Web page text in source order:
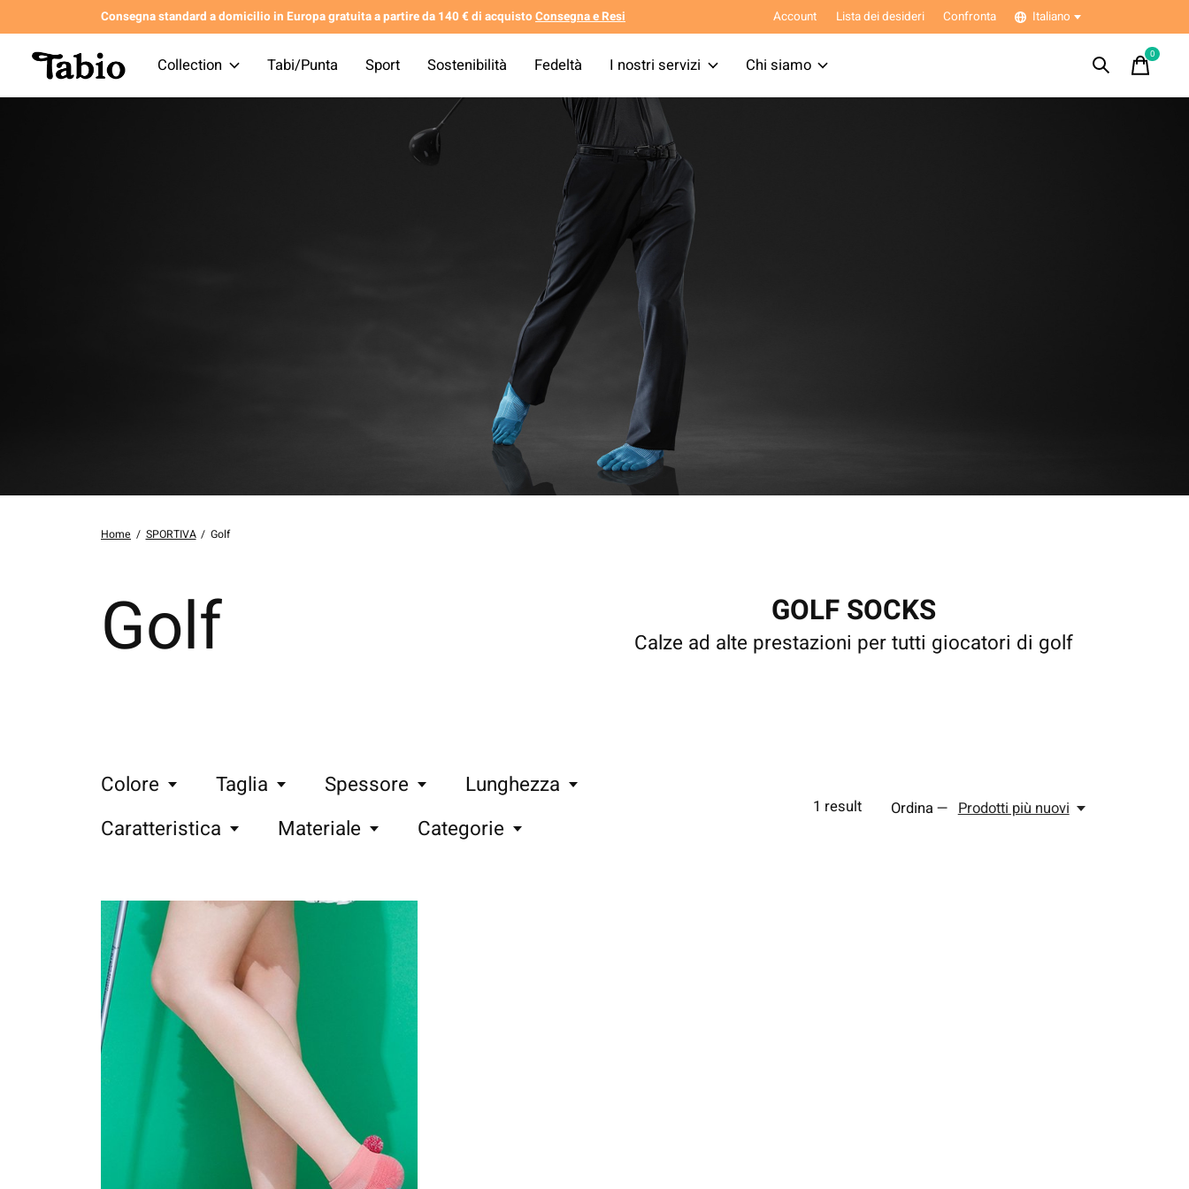
Consegna standard a domicilio in Europa gratuita a partire da 140 € di acquistoConsegna e Resi Account Lista dei desideri Confronta Italiano
Collection Tabi/Punta Sport Sostenibilità Fedeltà I nostri servizi Chi siamo
0items
Home / SPORTIVA / Golf
Golf GOLF SOCKS
Calze ad alte prestazioni per tutti giocatori di golf
Colore Taglia Spessore
Lunghezza
Caratteristica
Materiale Categorie
1 result Ordina — Prodotti più nuovi